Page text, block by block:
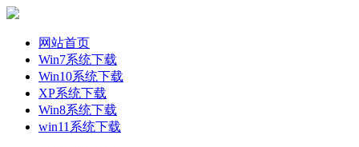
网站首页
Win7系统下载
Win10系统下载
XP系统下载
Win8系统下载
win11系统下载